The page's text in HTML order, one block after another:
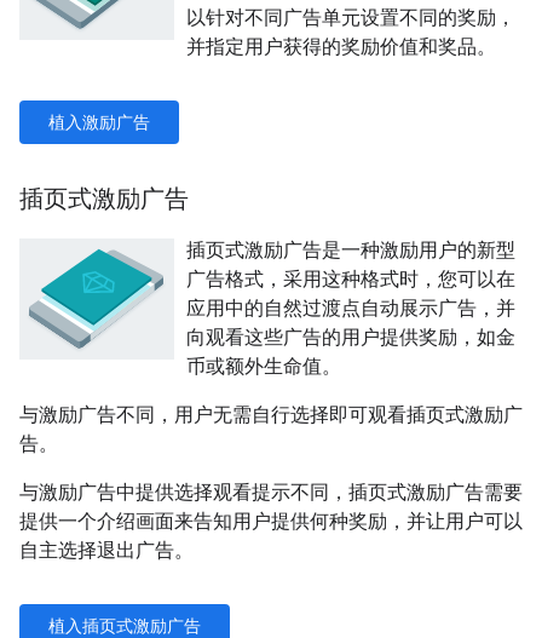
以针对不同广告单元设置不同的奖励，
并指定用户获得的奖励价值和奖品。
植入激励广告
插页式激励广告
插页式激励广告是一种激励用户的新型
广告格式，采用这种格式时，您可以在
应用中的自然过渡点自动展示广告，并
向观看这些广告的用户提供奖励，如金
币或额外生命值。
与激励广告不同，用户无需自行选择即可观看插页式激励广
告。
与激励广告中提供选择观看提示不同，插页式激励广告需要
提供一个介绍画面来告知用户提供何种奖励，并让用户可以
自主选择退出广告。
植入插页式激励广告